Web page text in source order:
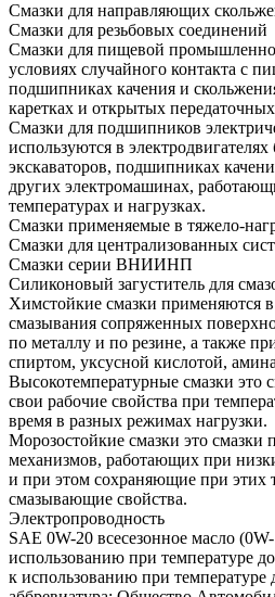
Смазки для направляющих
Смазки для резьбовых соединений
Смазки для пищевой
условиях случайного контакта с
подшипниках качения и
каретках и открытых
Смазки для подшипников
используются в
экскаваторов, подшипниках
других электромашинах,
температурах и нагрузках.
Смазки применяемые в тяжело-
Смазки для централизованных
Смазки серии ВНИИНП
Силиконовый загуститель для
Химстойкие смазки применяются в
смазывания сопряженных
по металлу и по резине, а также
спиртом, уксусной кислотой,
Высокотемпературные смазки это
свои рабочие свойства при
время в разных режимах нагрузки.
Морозостойкие смазки это смазки
механизмов, работающих при
и при этом сохраняющие при этих
смазывающие свойства.
Электропроводность
SAE 0W-20 всесезонное масло
использованию при температуре
к использованию при температуре